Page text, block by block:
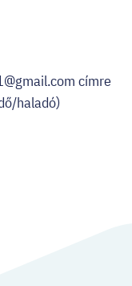
címre
haladó)